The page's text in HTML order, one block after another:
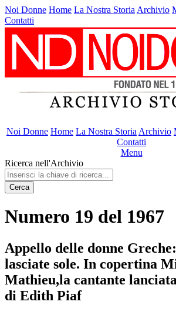
Noi Donne Home La Nostra Storia Archivio
Contatti
Noi Donne Home La Nostra Storia Archivio
Contatti
Menu
Ricerca nell'Archivio
Cerca
Numero 19 del 1967
Appello delle donne
lasciate sole. In copertina
Mathieu,la cantante
di Edith Piaf